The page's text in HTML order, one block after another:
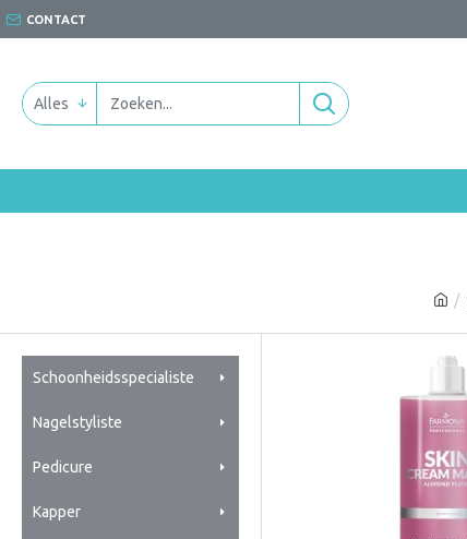
CONTACT
Alles
Schoonheidsspecialiste
Nagelstyliste
Pedicure
Kapper